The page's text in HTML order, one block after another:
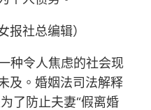
报社总编辑）
种令人焦虑的社会现
及。婚姻法司法解释
了防止夫妻“假离婚